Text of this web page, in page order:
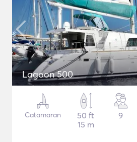
Lagoon 500
Catamaran
50 ft
15 m
9